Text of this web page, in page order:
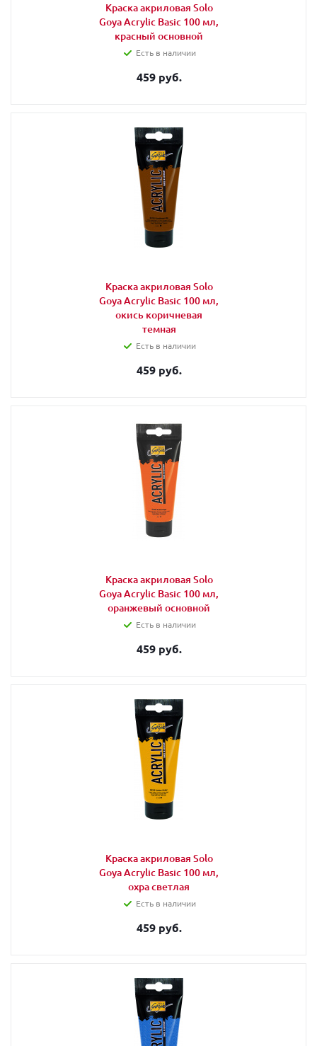
Краска акриловая Solo
Goya Acrylic Basic 100 мл,
красный основной
Есть в наличии
459 руб.
Краска акриловая Solo
Goya Acrylic Basic 100 мл,
окись коричневая
темная
Есть в наличии
459 руб.
Краска акриловая Solo
Goya Acrylic Basic 100 мл,
оранжевый основной
Есть в наличии
459 руб.
Краска акриловая Solo
Goya Acrylic Basic 100 мл,
охра светлая
Есть в наличии
459 руб.